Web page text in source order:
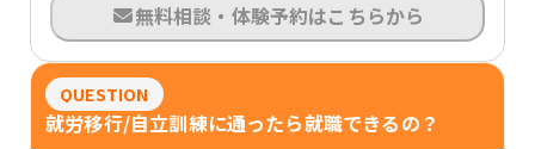
無料相談・体験予約はこちらから
QUESTION
就労移行/自立訓練に通ったら就職できるの？